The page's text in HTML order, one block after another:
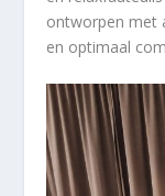
ontworpen met
en optimaal